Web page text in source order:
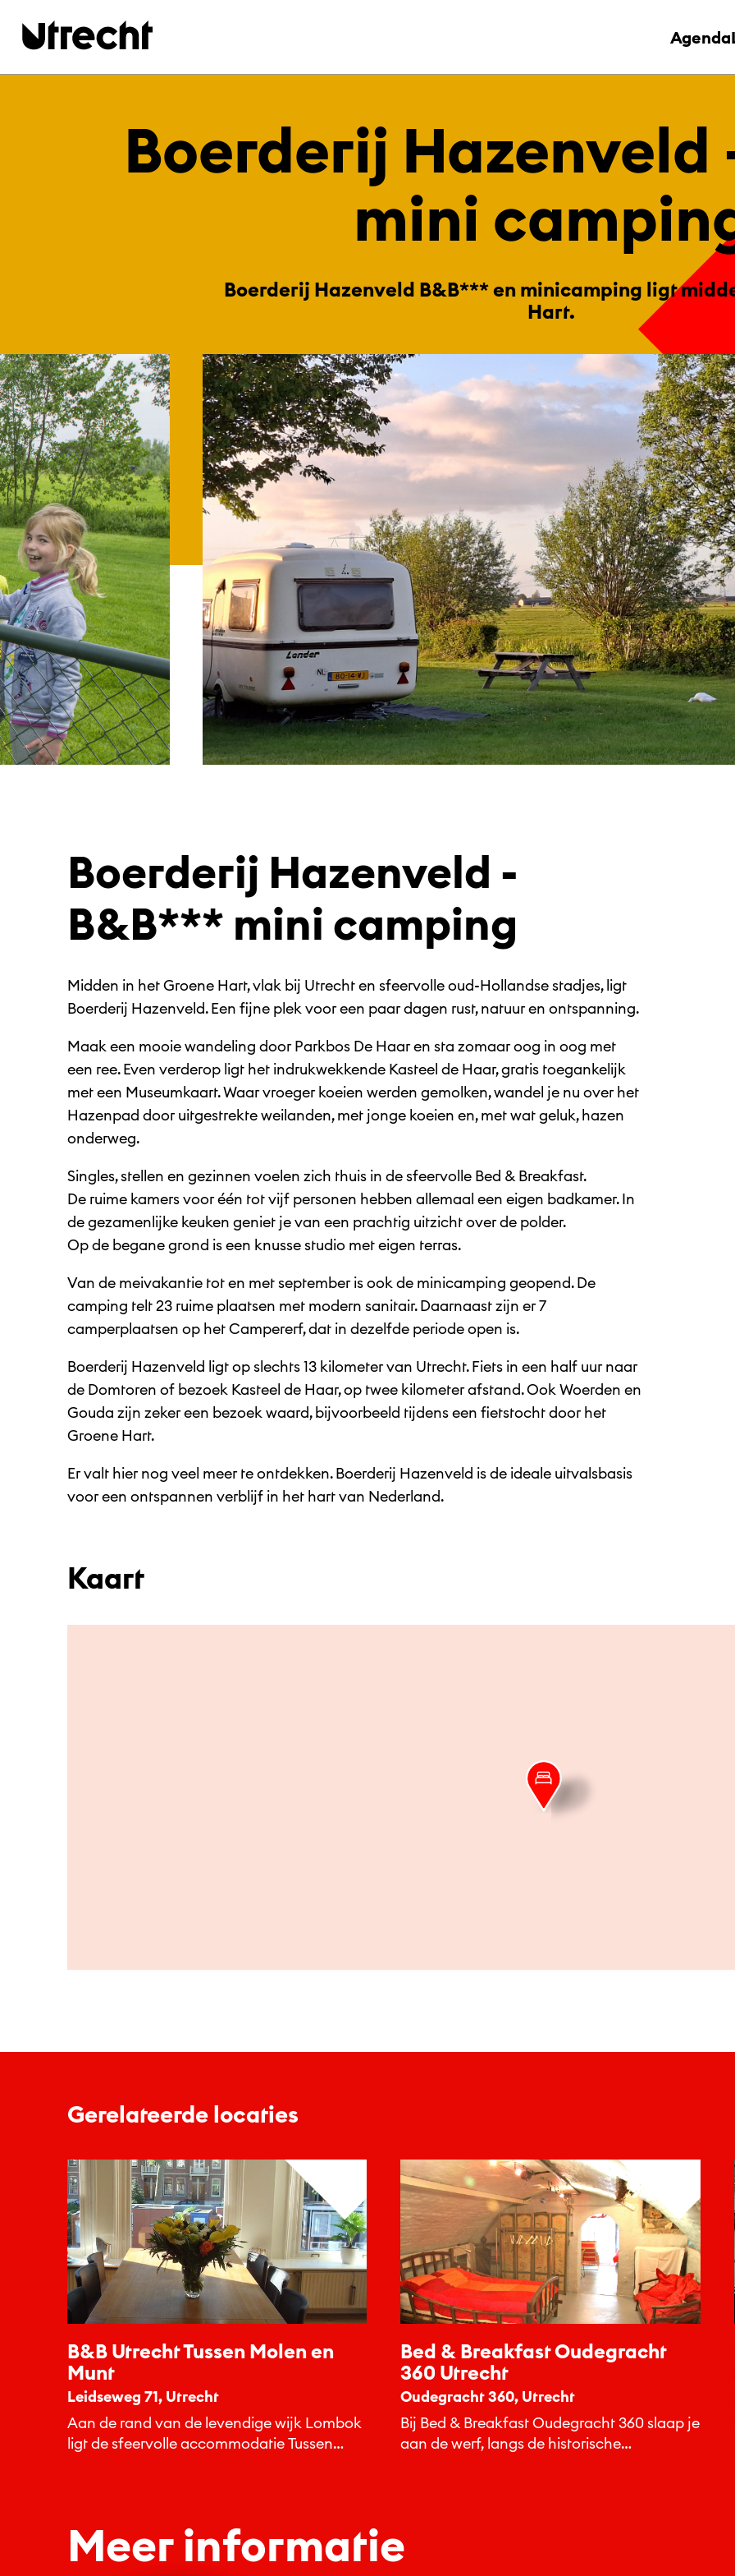
Agenda
Bo­er­derij Ha­zen­veld
mini
Boerderij Hazenveld B&B*** en minicamping ligt
Hart.
Boerderij Hazenveld -
B&B*** mini camping
Midden in het Groene Hart, vlak bij Utrecht en sfeervolle oud-Hollandse stadjes, ligt
Boerderij Hazenveld. Een fijne plek voor een paar dagen rust, natuur en ontspanning.
Maak een mooie wandeling door Parkbos De Haar en sta zomaar oog in oog met
een ree. Even verderop ligt het indrukwekkende Kasteel de Haar, gratis toegankelijk
met een Museumkaart. Waar vroeger koeien werden gemolken, wandel je nu over het
Hazenpad door uitgestrekte weilanden, met jonge koeien en, met wat geluk, hazen
onderweg.
Singles, stellen en gezinnen voelen zich thuis in de sfeervolle Bed & Breakfast.
De ruime kamers voor één tot vijf personen hebben allemaal een eigen badkamer. In
de gezamenlijke keuken geniet je van een prachtig uitzicht over de polder.
Op de begane grond is een knusse studio met eigen terras.
Van de meivakantie tot en met september is ook de minicamping geopend. De
camping telt 23 ruime plaatsen met modern sanitair. Daarnaast zijn er 7
camperplaatsen op het Campererf, dat in dezelfde periode open is.
Boerderij Hazenveld ligt op slechts 13 kilometer van Utrecht. Fiets in een half uur naar
de Domtoren of bezoek Kasteel de Haar, op twee kilometer afstand. Ook Woerden en
Gouda zijn zeker een bezoek waard, bijvoorbeeld tijdens een fietstocht door het
Groene Hart.
Er valt hier nog veel meer te ontdekken. Boerderij Hazenveld is de ideale uitvalsbasis
voor een ontspannen verblijf in het hart van Nederland.
Kaart
Gerelateerde locaties
B&B Utrecht Tussen Molen en
Munt
Leidseweg 71, Utrecht
Aan de rand van de levendige wijk Lombok
ligt de sfeervolle accommodatie Tussen
Bed & Breakfast Oudegracht
360 Utrecht
Oudegracht 360, Utrecht
Bij Bed & Breakfast Oudegracht 360 slaap je
aan de werf, langs de historische
Meer informatie